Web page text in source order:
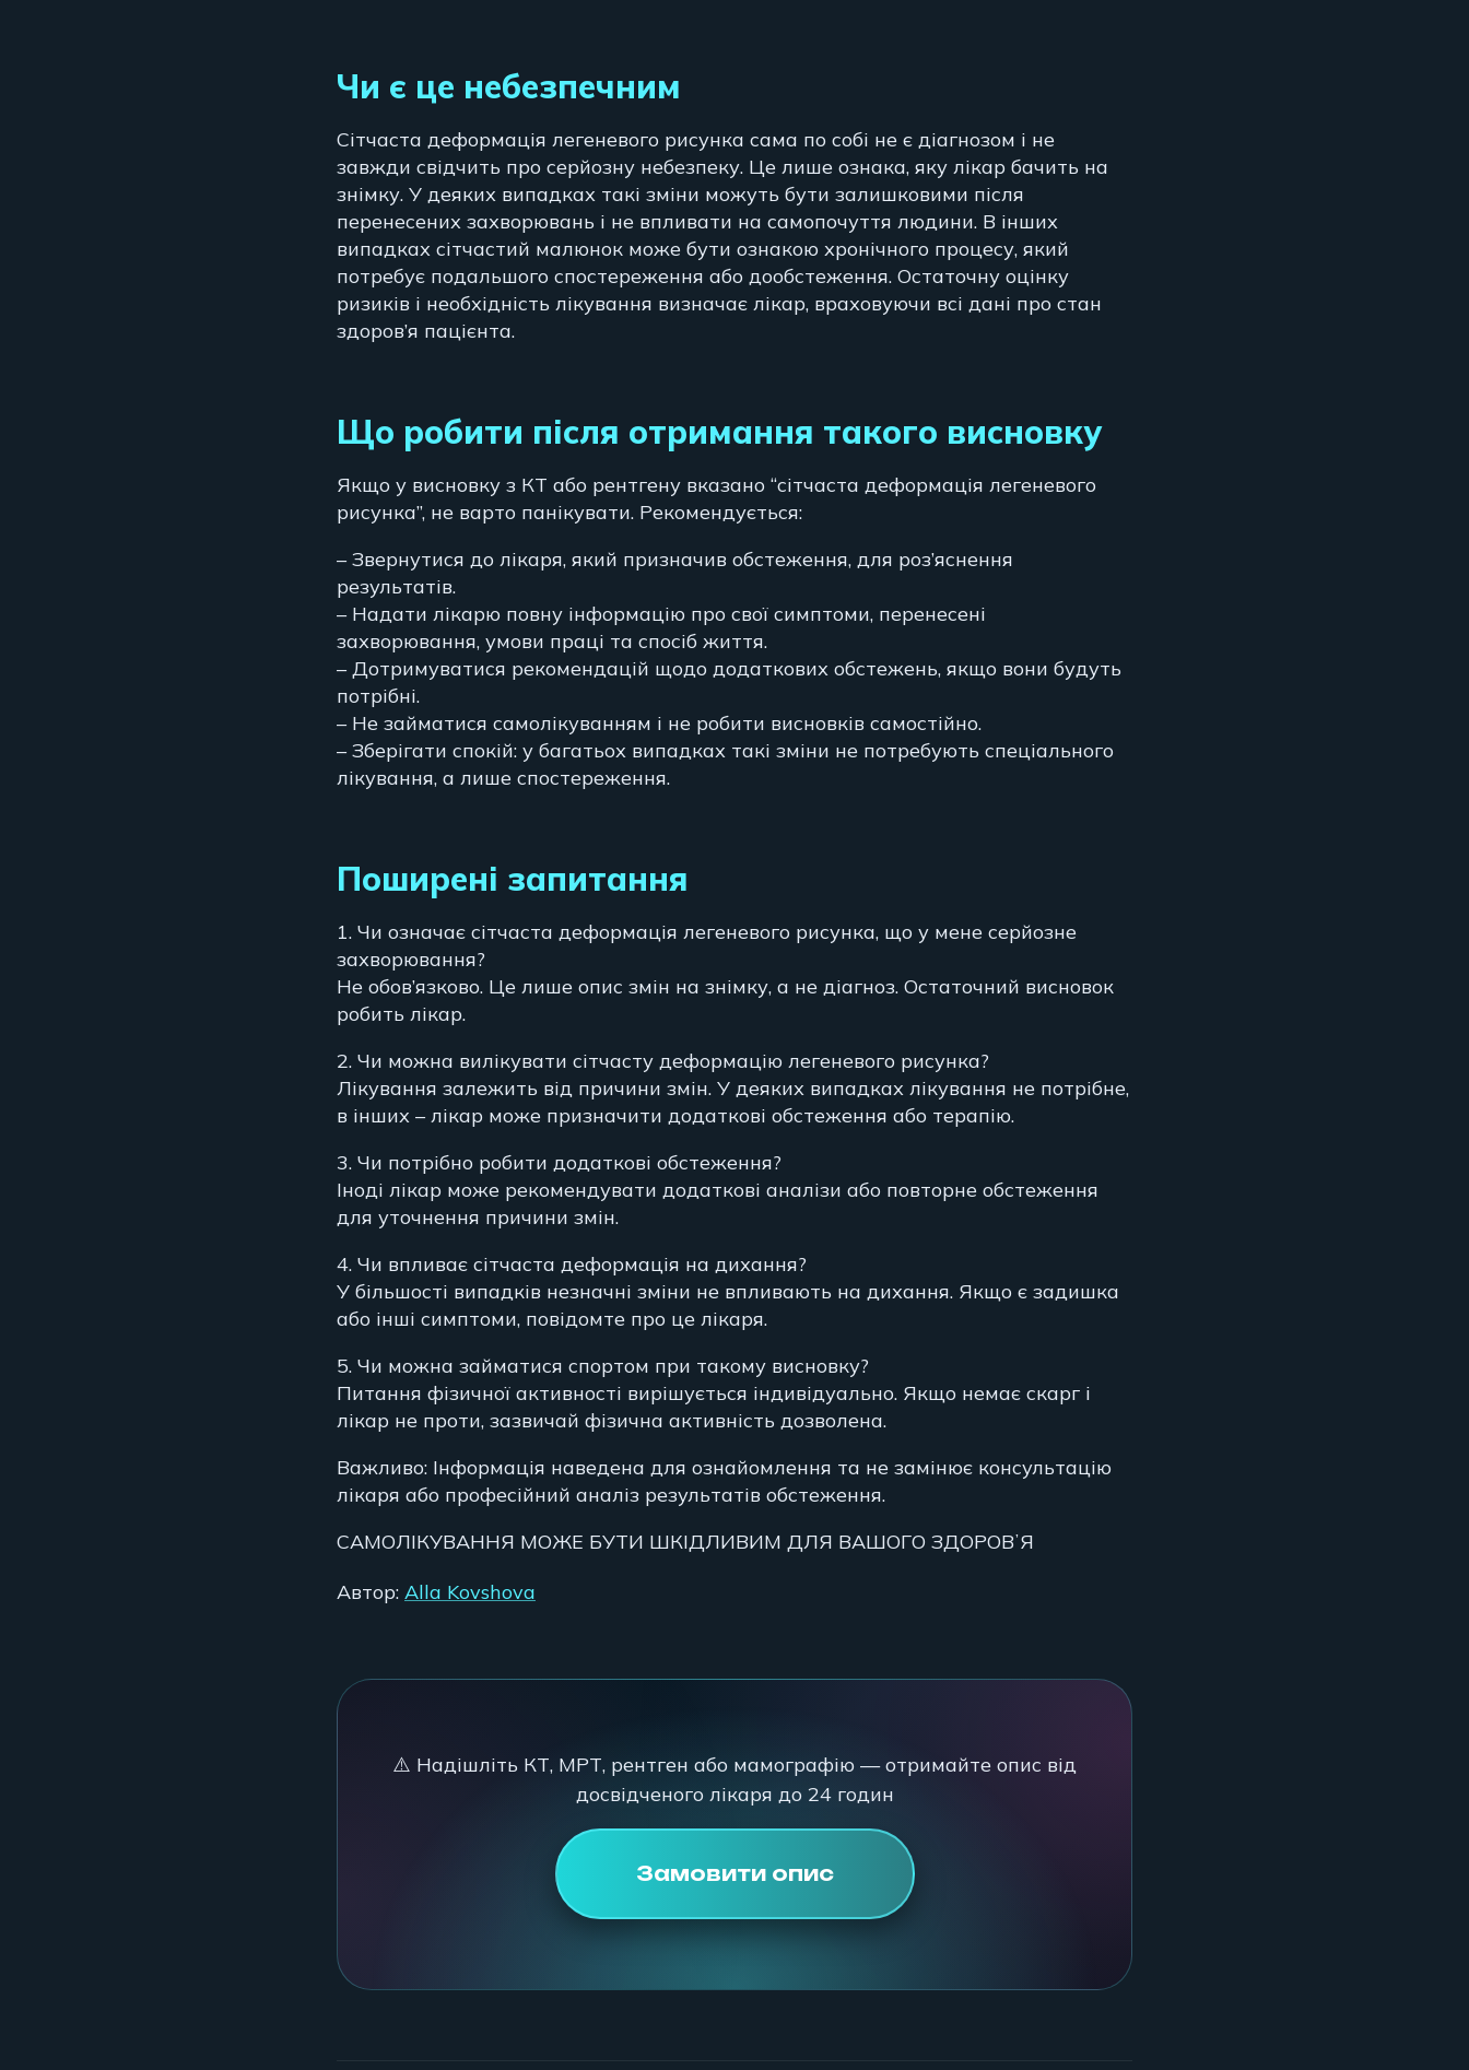
Чи є це небезпечним
Сітчаста деформація легеневого рисунка сама по собі не є діагнозом і не
завжди свідчить про серйозну небезпеку. Це лише ознака, яку лікар бачить на
знімку. У деяких випадках такі зміни можуть бути залишковими після
перенесених захворювань і не впливати на самопочуття людини. В інших
випадках сітчастий малюнок може бути ознакою хронічного процесу, який
потребує подальшого спостереження або дообстеження. Остаточну оцінку
ризиків і необхідність лікування визначає лікар, враховуючи всі дані про стан
здоров’я пацієнта.
Що робити після отримання такого висновку
Якщо у висновку з КТ або рентгену вказано “сітчаста деформація легеневого
рисунка”, не варто панікувати. Рекомендується:
– Звернутися до лікаря, який призначив обстеження, для роз’яснення
результатів.
– Надати лікарю повну інформацію про свої симптоми, перенесені
захворювання, умови праці та спосіб життя.
– Дотримуватися рекомендацій щодо додаткових обстежень, якщо вони будуть
потрібні.
– Не займатися самолікуванням і не робити висновків самостійно.
– Зберігати спокій: у багатьох випадках такі зміни не потребують спеціального
лікування, а лише спостереження.
Поширені запитання
1. Чи означає сітчаста деформація легеневого рисунка, що у мене серйозне
захворювання?
Не обов’язково. Це лише опис змін на знімку, а не діагноз. Остаточний висновок
робить лікар.
2. Чи можна вилікувати сітчасту деформацію легеневого рисунка?
Лікування залежить від причини змін. У деяких випадках лікування не потрібне,
в інших – лікар може призначити додаткові обстеження або терапію.
3. Чи потрібно робити додаткові обстеження?
Іноді лікар може рекомендувати додаткові аналізи або повторне обстеження
для уточнення причини змін.
4. Чи впливає сітчаста деформація на дихання?
У більшості випадків незначні зміни не впливають на дихання. Якщо є задишка
або інші симптоми, повідомте про це лікаря.
5. Чи можна займатися спортом при такому висновку?
Питання фізичної активності вирішується індивідуально. Якщо немає скарг і
лікар не проти, зазвичай фізична активність дозволена.
Важливо: Інформація наведена для ознайомлення та не замінює консультацію
лікаря або професійний аналіз результатів обстеження.
САМОЛІКУВАННЯ МОЖЕ БУТИ ШКІДЛИВИМ ДЛЯ ВАШОГО ЗДОРОВʼЯ
Автор: Alla Kovshova
⚠️ Надішліть КТ, МРТ, рентген або мамографію — отримайте опис від
досвідченого лікаря до 24 годин
Замовити опис